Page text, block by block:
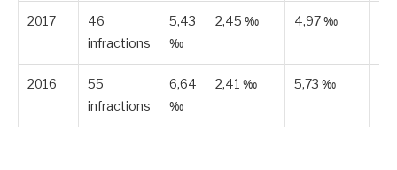
2017
46
infractions
5,43
‰
2,45 ‰ 4,97 ‰
2016
55
infractions
6,64
‰
2,41 ‰ 5,73 ‰